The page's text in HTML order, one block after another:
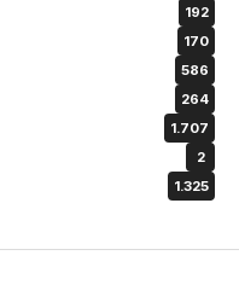
192
170
586
264
1.707
2
1.325